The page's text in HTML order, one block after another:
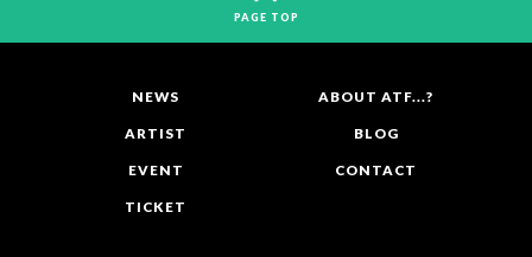
PAGE TOP
NEWS
ARTIST
EVENT
TICKET
ABOUT ATF...?
BLOG
CONTACT